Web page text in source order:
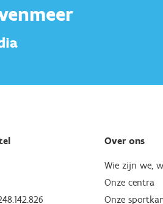
Over ons
Wie zijn we,
Onze centra
Onze